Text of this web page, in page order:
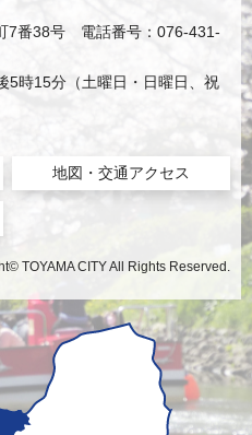
7番38号 電話番号：076-431-
5時15分（土曜日・日曜日、祝
地図・交通アクセス
TOYAMA CITY All Rights Reserved.